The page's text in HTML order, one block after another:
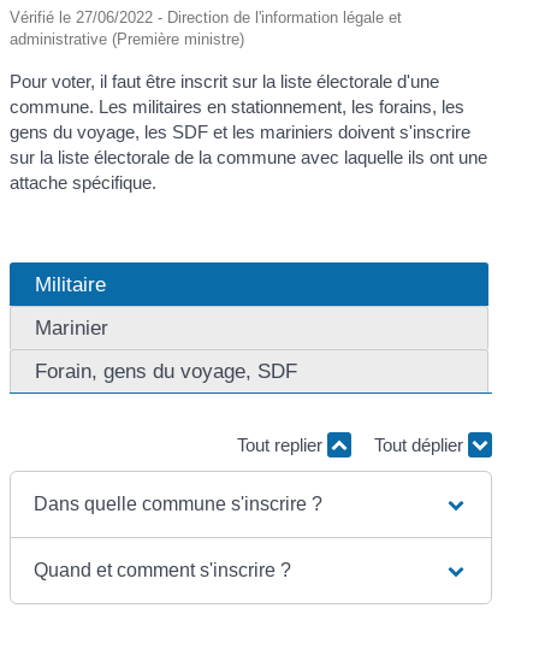
Vérifié le 27/06/2022 - Direction de l'information légale et
administrative (Première ministre)
Pour voter, il faut être inscrit sur la liste électorale d'une
commune. Les militaires en stationnement, les forains, les
gens du voyage, les SDF et les mariniers doivent s'inscrire
sur la liste électorale de la commune avec laquelle ils ont une
attache spécifique.
Militaire
Marinier
Forain, gens du voyage, SDF
Tout replier Tout déplier
Dans quelle commune s'inscrire ?
Quand et comment s'inscrire ?